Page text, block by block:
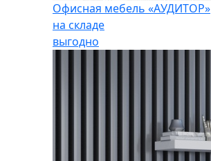
Офисная мебель «АУДИТОР»
на складе
выгодно